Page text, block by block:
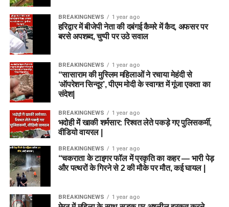
BREAKINGNEWS 1 year ago
हरिद्वार में बीजेपी नेता की दबंगई कैमरे में कैद, अफसर पर
बरसे अपशब्द, चुप्पी पर उठे सवाल
BREAKINGNEWS 1 year ago
“सासाराम की मुस्लिम महिलाओं ने रचाया मेहंदी से
‘ऑपरेशन सिन्दूर’, पीएम मोदी के स्वागत में गूंजा एकता का
संदेश|
BREAKINGNEWS 1 year ago
भदोही में खाकी शर्मसार: रिश्वत लेते पकड़े गए पुलिसकर्मी,
वीडियो वायरल |
BREAKINGNEWS 1 year ago
“चकराता के टाइगर फॉल में प्रकृति का कहर — भारी पेड़
और पत्थरों के गिरने से 2 की मौके पर मौत, कई घायल |
BREAKINGNEWS 1 year ago